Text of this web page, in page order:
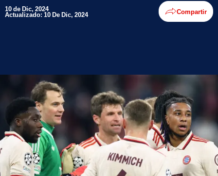
10 de Dic, 2024
Actualizado: 10 De Dic, 2024 Compartir